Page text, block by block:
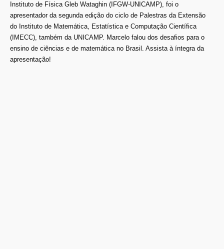
Instituto de Física Gleb Wataghin (IFGW-UNICAMP), foi o
apresentador da segunda edição do ciclo de Palestras da Extensão
do Instituto de Matemática, Estatística e Computação Científica
(IMECC), também da UNICAMP. Marcelo falou dos desafios para o
ensino de ciências e de matemática no Brasil. Assista à íntegra da
apresentação!